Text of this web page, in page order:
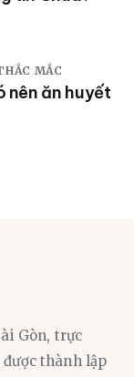
MẮC
nên ăn huyết
Gòn, trực
thành lập